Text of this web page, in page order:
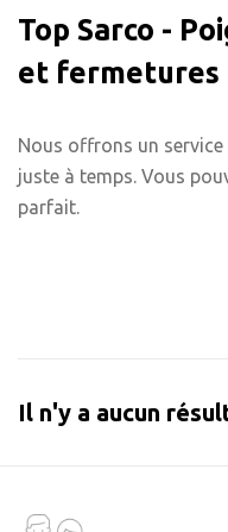
Top Sarco -
et fermetures
Nous offrons un
juste à temps. Vous
parfait.
Il n'y a aucun